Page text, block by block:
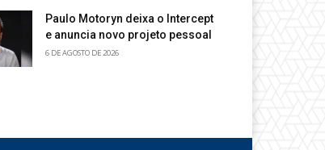
Paulo Motoryn deixa o Intercept
e anuncia novo projeto pessoal
6 DE AGOSTO DE 2026